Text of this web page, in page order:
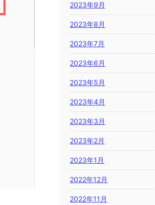
2023年9月
2023年8月
2023年7月
2023年6月
2023年5月
2023年4月
2023年3月
2023年2月
2023年1月
2022年12月
2022年11月